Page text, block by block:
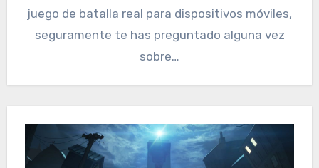
juego de batalla real para dispositivos móviles,
seguramente te has preguntado alguna vez
sobre…